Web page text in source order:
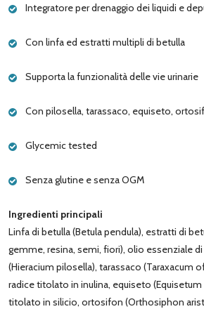
Integratore per drenaggio dei liquidi e
Con linfa ed estratti multipli di betulla
Supporta la funzionalità delle vie urinarie
Con pilosella, tarassaco, equiseto,
Glycemic tested
Senza glutine e senza OGM
Ingredienti principali
Linfa di betulla (Betula pendula), estratti di
gemme, resina, semi, fiori), olio essenziale
(Hieracium pilosella), tarassaco (Taraxacum
radice titolato in inulina, equiseto
titolato in silicio, ortosifon (Orthosiphon